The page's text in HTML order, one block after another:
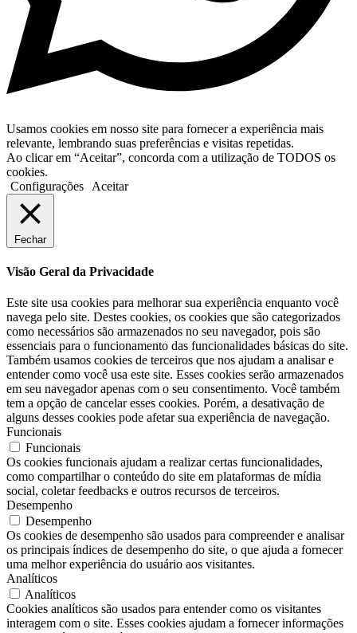
Usamos cookies em nosso site para fornecer a experiência mais
relevante, lembrando suas preferências e visitas repetidas.
Ao clicar em “Aceitar”, concorda com a utilização de TODOS os
cookies.
Configurações
Aceitar
Fechar
Visão Geral da Privacidade
Este site usa cookies para melhorar sua experiência enquanto você
navega pelo site. Destes cookies, os cookies que são categorizados
como necessários são armazenados no seu navegador, pois são
essenciais para o funcionamento das funcionalidades básicas do site.
Também usamos cookies de terceiros que nos ajudam a analisar e
entender como você usa este site. Esses cookies serão armazenados
em seu navegador apenas com o seu consentimento. Você também
tem a opção de cancelar esses cookies. Porém, a desativação de
alguns desses cookies pode afetar sua experiência de navegação.
Funcionais
Funcionais
Os cookies funcionais ajudam a realizar certas funcionalidades,
como compartilhar o conteúdo do site em plataformas de mídia
social, coletar feedbacks e outros recursos de terceiros.
Desempenho
Desempenho
Os cookies de desempenho são usados ​​para compreender e analisar
os principais índices de desempenho do site, o que ajuda a fornecer
uma melhor experiência do usuário aos visitantes.
Analíticos
Analíticos
Cookies analíticos são usados ​​para entender como os visitantes
interagem com o site. Esses cookies ajudam a fornecer informações